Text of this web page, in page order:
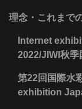
理念・これまで
Internet
2022/JIWI秋
第22回国際
exhibition